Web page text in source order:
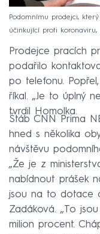
Podomnímu prodejci,
účinkující proti koronaviru,
Prodejce pracích
podařilo
po telefonu.
říkal. „Je to úplný
tvrdil Homolka.
Štáb CNN Prima
hned s několika
návštěvu
„Že je z
nabídnout prášek
jsou na to dotace
Zadáková. „To
milion procent.